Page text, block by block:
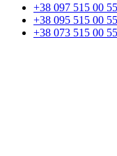
+38 097 515 00 55
+38 095 515 00 55
+38 073 515 00 55